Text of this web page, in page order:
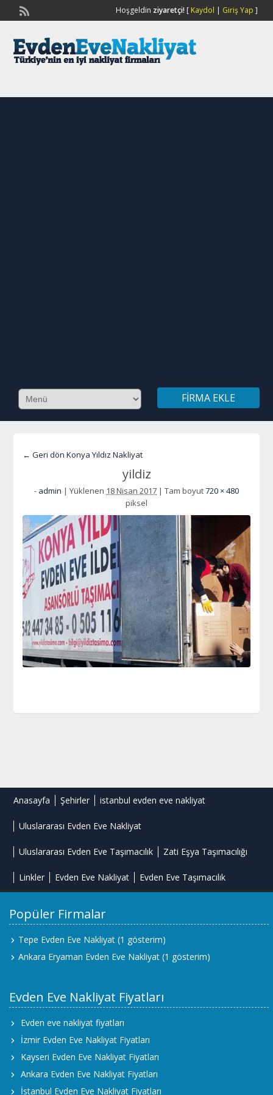
Hoşgeldin ziyaretçi![ Kaydol | Giriş Yap ]
FIRMA EKLE
← Geri dön Konya Yıldız Nakliyat
yildiz
- admin | Yüklenen 18 Nisan 2017 | Tam boyut720 × 480
piksel
Anasayfa Şehirler istanbul evden eve nakliyat
Uluslararası Evden Eve Nakliyat
Uluslararası Evden Eve Taşımacılık Zati Eşya Taşımacılığı
Linkler Evden Eve Nakliyat Evden Eve Taşımacılık
Popüler Firmalar
Tepe Evden Eve Nakliyat (1 gösterim)
Ankara Eryaman Evden Eve Nakliyat (1 gösterim)
Evden Eve Nakliyat Fiyatları
Evden eve nakliyat fiyatları
İzmir Evden Eve Nakliyat Fiyatları
Kayseri Evden Eve Nakliyat Fiyatları
Ankara Evden Eve Nakliyat Fiyatları
İstanbul Evden Eve Nakliyat Fiyatları